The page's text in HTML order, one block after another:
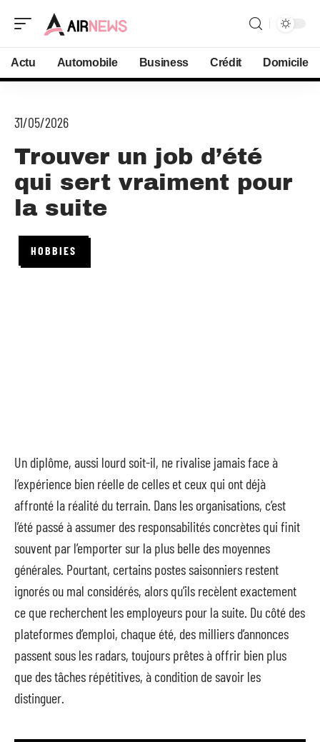
Actu Automobile Business Crédit Domicile
31/05/2026
Trouver un job d’été
qui sert vraiment pour
la suite
HOBBIES
Un diplôme, aussi lourd soit-il, ne rivalise jamais face à
l’expérience bien réelle de celles et ceux qui ont déjà
affronté la réalité du terrain. Dans les organisations, c’est
l’été passé à assumer des responsabilités concrètes qui finit
souvent par l’emporter sur la plus belle des moyennes
générales. Pourtant, certains postes saisonniers restent
ignorés ou mal considérés, alors qu’ils recèlent exactement
ce que recherchent les employeurs pour la suite. Du côté des
plateformes d’emploi, chaque été, des milliers d’annonces
passent sous les radars, toujours prêtes à offrir bien plus
que des tâches répétitives, à condition de savoir les
distinguer.